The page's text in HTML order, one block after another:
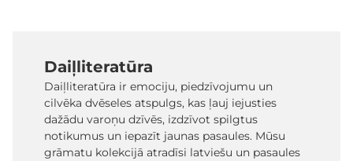
Daiļliteratūra
Daiļliteratūra ir emociju, piedzīvojumu un
cilvēka dvēseles atspulgs, kas ļauj iejusties
dažādu varoņu dzīvēs, izdzīvot spilgtus
notikumus un iepazīt jaunas pasaules. Mūsu
grāmatu kolekcijā atradīsi latviešu un pasaules